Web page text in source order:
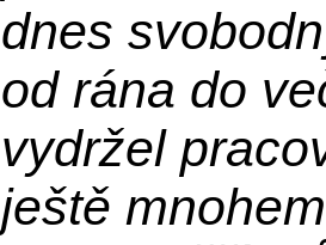
dnes
od rána do
vydržel
ještě